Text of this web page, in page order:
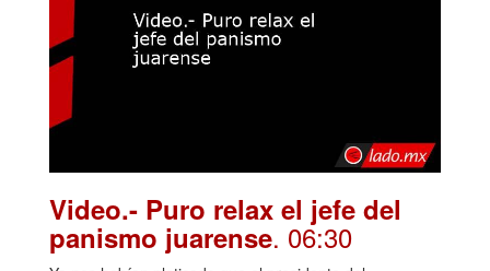
Video.- Puro relax el jefe del
panismo juarense. 06:30